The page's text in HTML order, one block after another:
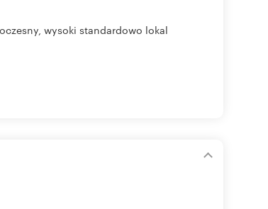
wysoki standardowo lokal